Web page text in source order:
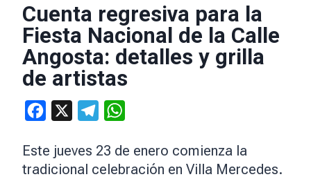
Cuenta regresiva para la
Fiesta Nacional de la Calle
Angosta: detalles y grilla
de artistas
Facebook Telegram
Este jueves 23 de enero comienza la
tradicional celebración en Villa Mercedes.